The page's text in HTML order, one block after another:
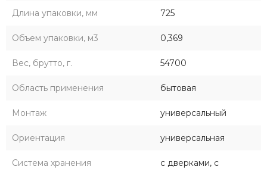
Длина упаковки, мм 725
Объем упаковки, м3 0,369
Вес, брутто, г. 54700
Область применения бытовая
Монтаж универсальный
Ориентация универсальная
Система хранения
с дверками, с